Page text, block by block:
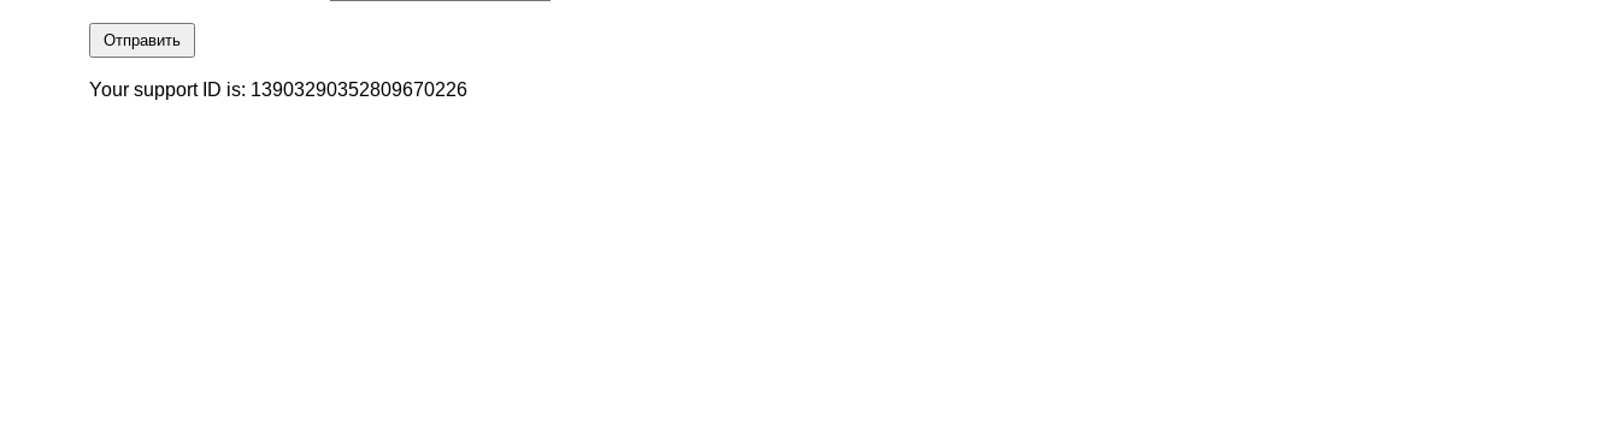
Отправить
Your support ID is: 13903290352809670226